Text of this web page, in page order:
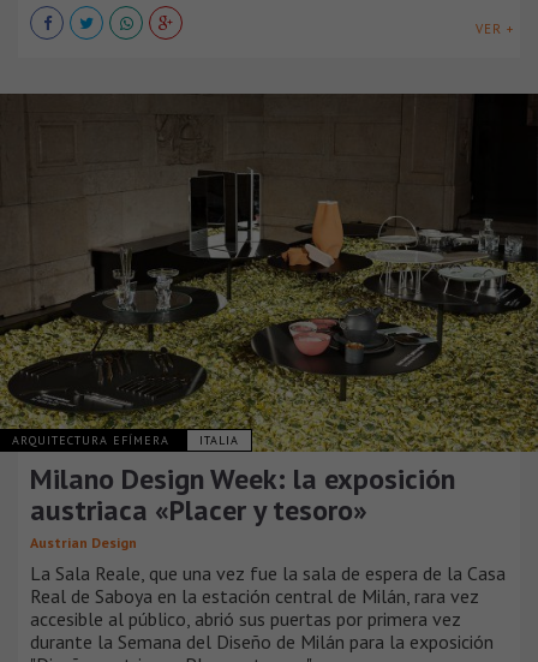
VER +
ARQUITECTURA EFÍMERA ITALIA
Milano Design Week: la exposición
austriaca «Placer y tesoro»
Austrian Design
La Sala Reale, que una vez fue la sala de espera de la Casa
Real de Saboya en la estación central de Milán, rara vez
accesible al público, abrió sus puertas por primera vez
durante la Semana del Diseño de Milán para la exposición